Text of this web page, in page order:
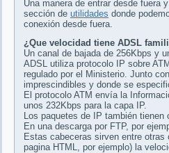
Una manera de entrar desde fuera
sección de utilidades donde
conexión desde fuera.
¿Que velocidad tiene ADSL
Un canal de bajada de 256Kbps y
ADSL utiliza protocolo IP sobre
regulado por el Ministerio. Junto
imprescindibles y donde se
El protocolo ATM envía la
unos 232Kbps para la capa IP.
Los paquetes de IP también
En una descarga por FTP, por
Estas cabeceras sirven entre
pagina HTML, por ejemplo) la